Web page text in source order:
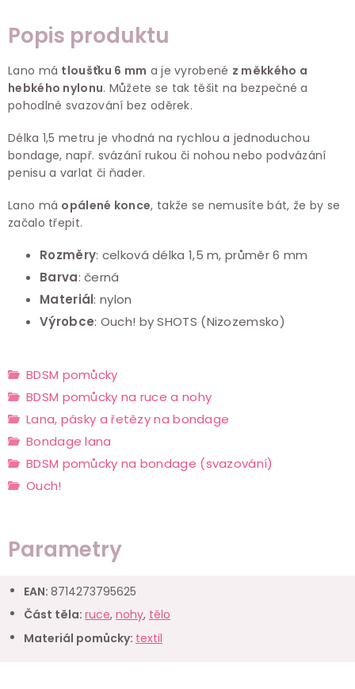
Popis produktu
Lano má tloušťku 6 mm a je vyrobené z měkkého a
hebkého nylonu. Můžete se tak těšit na bezpečné a
pohodlné svazování bez oděrek.
Délka 1,5 metru je vhodná na rychlou a jednoduchou
bondage, např. svázání rukou či nohou nebo podvázání
penisu a varlat či ňader.
Lano má opálené konce, takže se nemusíte bát, že by se
začalo třepit.
Rozměry: celková délka 1,5 m, průměr 6 mm
Barva: černá
Materiál: nylon
Výrobce: Ouch! by SHOTS (Nizozemsko)
BDSM pomůcky
BDSM pomůcky na ruce a nohy
Lana, pásky a řetězy na bondage
Bondage lana
BDSM pomůcky na bondage (svazování)
Ouch!
Parametry
EAN: 8714273795625
Část těla: ruce, nohy, tělo
Materiál pomůcky: textil